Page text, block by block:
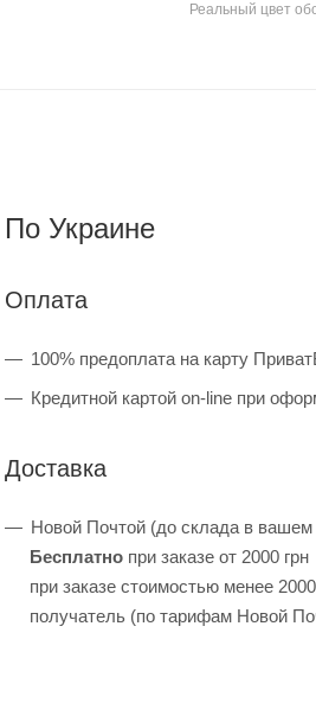
Реальный цвет
По Украине
Оплата
100% предоплата на карту
Кредитной картой on-line при
Доставка
Новой Почтой (до склада в вашем
Бесплатнопри заказе от 2000 грн
при заказе стоимостью менее
получатель (по тарифам Новой